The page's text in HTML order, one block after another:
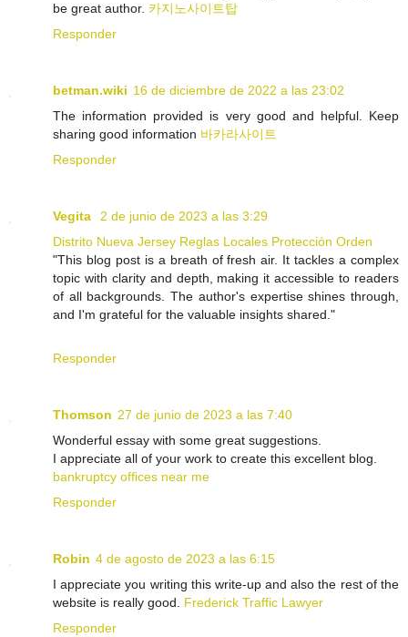
be great author. 카지노사이트탑
Responder
betman.wiki 16 de diciembre de 2022 a las 23:02
The information provided is very good and helpful. Keep
sharing good information 바카라사이트
Responder
Vegita
2 de junio de 2023 a las 3:29
Distrito Nueva Jersey Reglas Locales Protección Orden
"This blog post is a breath of fresh air. It tackles a complex
topic with clarity and depth, making it accessible to readers
of all backgrounds. The author's expertise shines through,
and I'm grateful for the valuable insights shared."
Responder
Thomson 27 de junio de 2023 a las 7:40
Wonderful essay with some great suggestions.
I appreciate all of your work to create this excellent blog.
bankruptcy offices near me
Responder
Robin 4 de agosto de 2023 a las 6:15
I appreciate you writing this write-up and also the rest of the
website is really good. Frederick Traffic Lawyer
Responder